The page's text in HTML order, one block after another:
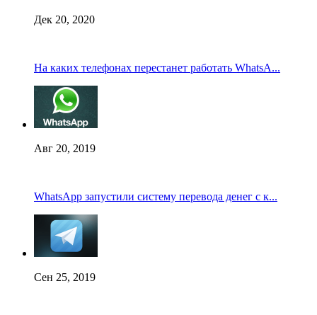
Дек 20, 2020
На каких телефонах перестанет работать WhatsA...
Авг 20, 2019
WhatsApp запустили систему перевода денег с к...
Сен 25, 2019